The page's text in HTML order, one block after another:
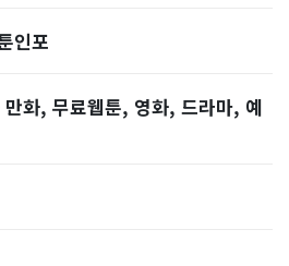
인포
화, 무료웹툰, 영화, 드라마, 예